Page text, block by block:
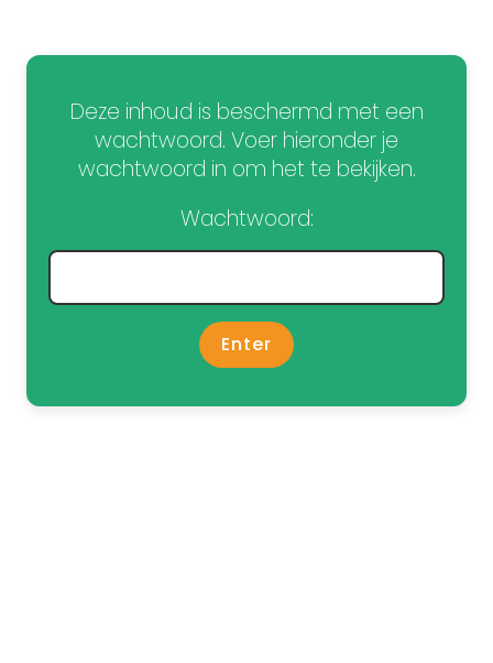
Deze inhoud is beschermd met een
wachtwoord. Voer hieronder je
wachtwoord in om het te bekijken.
Wachtwoord: